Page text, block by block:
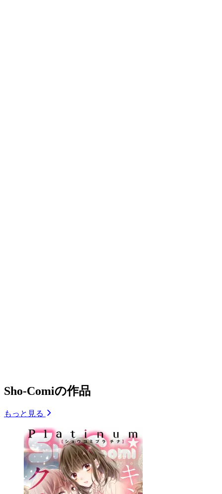
Sho-Comiの作品
もっと見る